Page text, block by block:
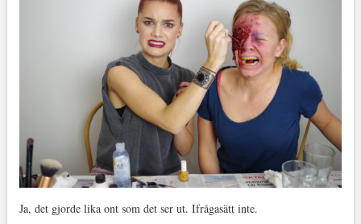
Ja, det gjorde lika ont som det ser ut. Ifrågasätt inte.